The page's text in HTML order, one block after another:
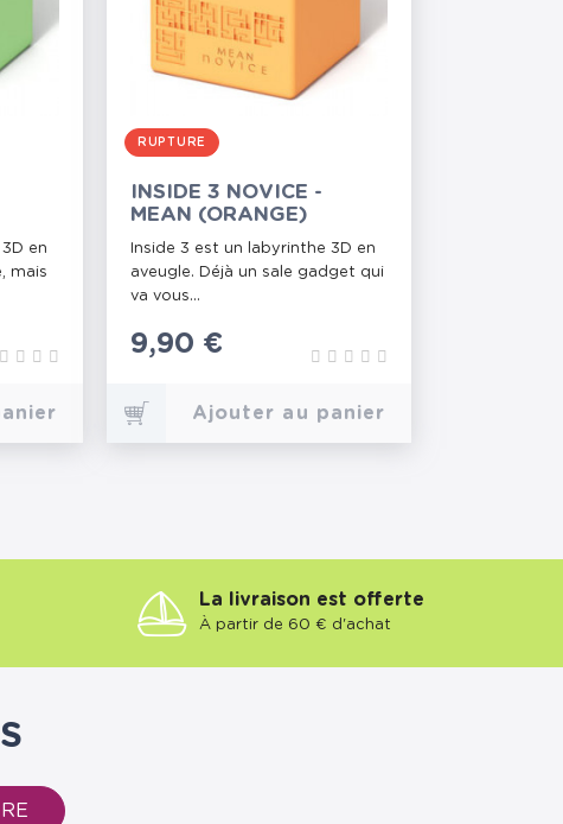
en
mais
RUPTURE
INSIDE 3 NOVICE -
MEAN (ORANGE)
Inside 3 est un labyrinthe 3D en
aveugle. Déjà un sale gadget qui
va vous...
Prix
9,90 €
Ajouter au panier
La livraison est offerte
À partir de 60 € d'achat